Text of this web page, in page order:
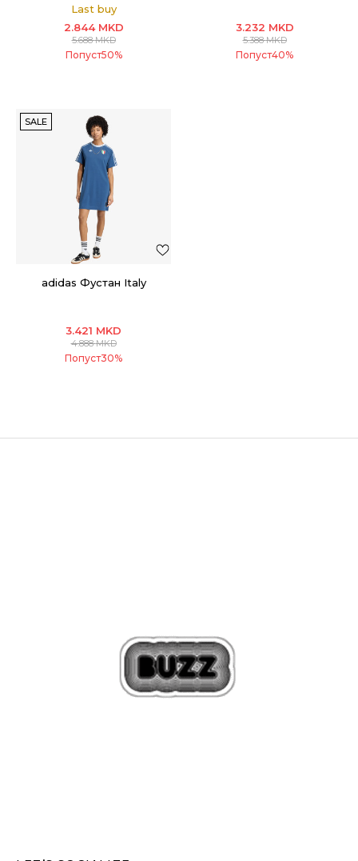
Last buy
2.844 MKD
5.688MKD
Попуст50%
3.232 MKD
5.388MKD
Попуст40%
SALE
adidas Фустан Italy
3.421 MKD
4.888MKD
Попуст30%